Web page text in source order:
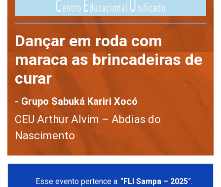
Dançar em roda com
maraca as brincadeiras de
curar
- Grupo Sabuká Kariri Xocó
CEU Arthur Alvim – Abdias do
Nascimento
Esse evento pertence a: “FLI Sampa – 2025”.